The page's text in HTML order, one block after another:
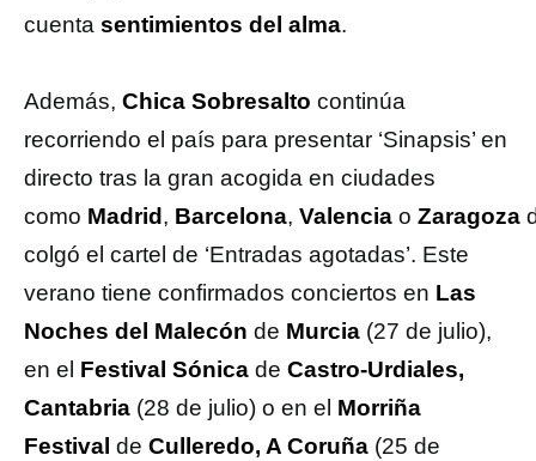
cuenta sentimientos del alma.
Además, Chica Sobresalto continúa
recorriendo el país para presentar ‘Sinapsis’ en
directo tras la gran acogida en ciudades
como Madrid , Barcelona, Valencia o Zaragoza
colgó el cartel de ‘Entradas agotadas’. Este
verano tiene confirmados conciertos en Las
Noches del Malecón de Murcia (27 de julio),
en el Festival Sónica de Castro-Urdiales,
Cantabria (28 de julio) o en el Morriña
Festival de Culleredo, A Coruña (25 de